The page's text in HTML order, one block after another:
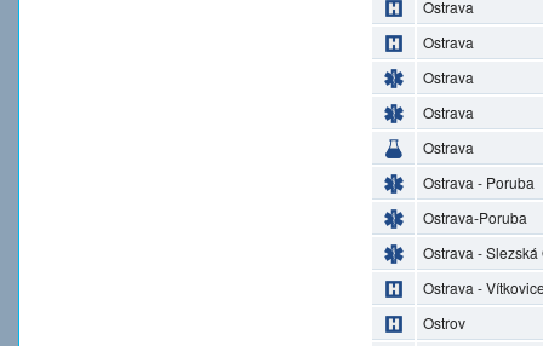
Ostrava
Ostrava
Ostrava
Ostrava
Ostrava
Ostrava - Poruba
Ostrava-Poruba
Ostrava - Slezská
Ostrava -
Ostrov